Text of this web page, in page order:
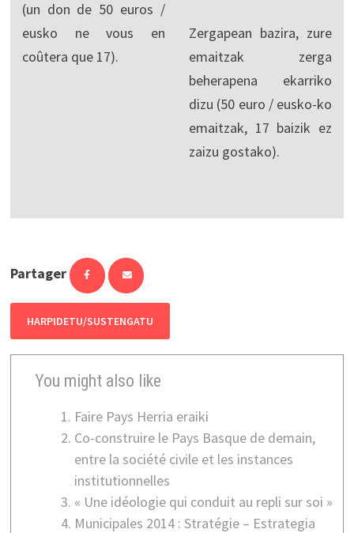
(un don de 50 euros /
eusko ne vous en
coûtera que 17).
Zergapean bazira, zure
emaitzak zerga
beherapena ekarriko
dizu (50 euro / eusko-ko
emaitzak, 17 baizik ez
zaizu gostako).
Partager
HARPIDETU/SUSTENGATU
You might also like
Faire Pays Herria eraiki
Co-construire le Pays Basque de demain,
entre la société civile et les instances
institutionnelles
« Une idéologie qui conduit au repli sur soi »
Municipales 2014 : Stratégie – Estrategia